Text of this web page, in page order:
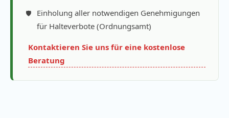
Einholung aller notwendigen Genehmigungen
für Halteverbote (Ordnungsamt)
Kontaktieren Sie uns für eine kostenlose
Beratung